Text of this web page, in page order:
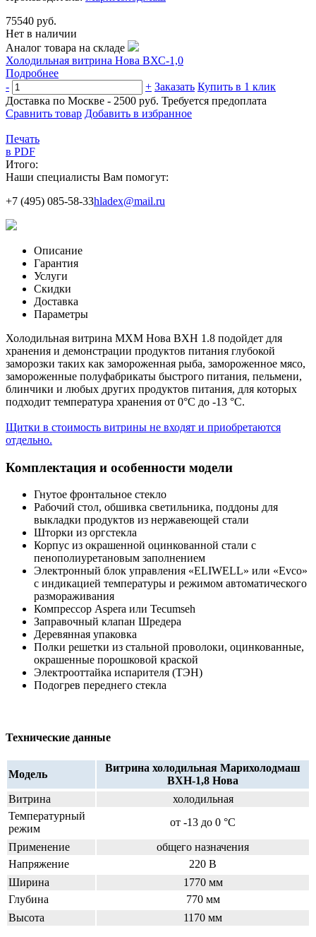
75540 руб.
Нет в наличии
Аналог товара на складе
Холодильная витрина Нова ВХС-1,0
Подробнее
-
+ Заказать Купить в 1 клик
Доставка по Москве - 2500 руб. Требуется предоплата
Сравнить товар Добавить в избранное
Печать
в PDF
Итого:
Наши специалисты Вам помогут:
+7 (495) 085-58-33hladex@mail.ru
Описание
Гарантия
Услуги
Скидки
Доставка
Параметры
Холодильная витрина МХМ Нова ВХН 1.8 подойдет для
хранения и демонстрации продуктов питания глубокой
заморозки таких как замороженная рыба, замороженное мясо,
замороженные полуфабрикаты быстрого питания, пельмени,
блинчики и любых других продуктов питания, для которых
подходит температура хранения от 0°С до -13 °С.
Щитки в стоимость витрины не входят и приобретаются
отдельно.
Комплектация и особенности модели
Гнутое фронтальное стекло
Рабочий стол, обшивка светильника, поддоны для
выкладки продуктов из нержавеющей стали
Шторки из оргстекла
Корпус из окрашенной оцинкованной стали с
пенополиуретановым заполнением
Электронный блок управления «ELIWELL» или «Evco»
с индикацией температуры и режимом автоматического
размораживания
Компрессор Aspera или Tecumseh
Заправочный клапан Шредера
Деревянная упаковка
Полки решетки из стальной проволоки, оцинкованные,
окрашенные порошковой краской
Электрооттайка испарителя (ТЭН)
Подогрев переднего стекла
Технические данные
Модель
Витрина холодильная Марихолодмаш
ВХН-1,8 Нова
Витрина
холодильная
Температурный
режим
от -13 до 0 °C
Применение
общего назначения
Напряжение
220 В
Ширина
1770 мм
Глубина
770 мм
Высота
1170 мм